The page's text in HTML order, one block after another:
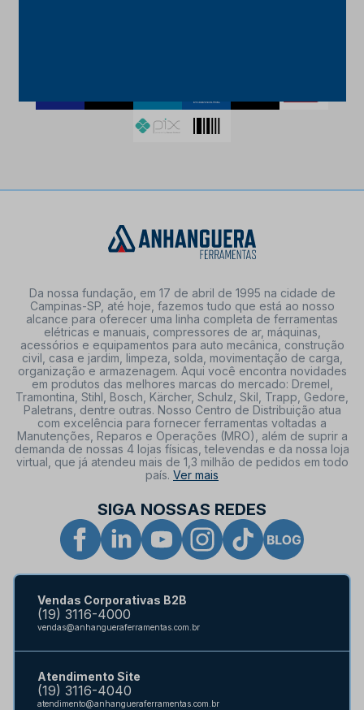
Da nossa fundação, em 17 de abril de 1995 na cidade de
Campinas-SP, até hoje, fazemos tudo que está ao nosso
alcance para oferecer uma linha completa de ferramentas
elétricas e manuais, compressores de ar, máquinas,
acessórios e equipamentos para auto mecânica, construção
civil, casa e jardim, limpeza, solda, movimentação de carga,
organização e armazenagem. Aqui você encontra novidades
em produtos das melhores marcas do mercado: Dremel,
Tramontina, Stihl, Bosch, Kärcher, Schulz, Skil, Trapp, Gedore,
Paletrans, dentre outras. Nosso Centro de Distribuição atua
com excelência para fornecer ferramentas voltadas a
Manutenções, Reparos e Operações (MRO), além de suprir a
demanda de nossas 4 lojas físicas, televendas e da nossa loja
virtual, que já atendeu mais de 1,3 milhão de pedidos em todo
país. Ver mais
SIGA NOSSAS REDES
Vendas Corporativas B2B
(19) 3116-4000
vendas@anhangueraferramentas.com.br
Atendimento Site
(19) 3116-4040
atendimento@anhangueraferramentas.com.br